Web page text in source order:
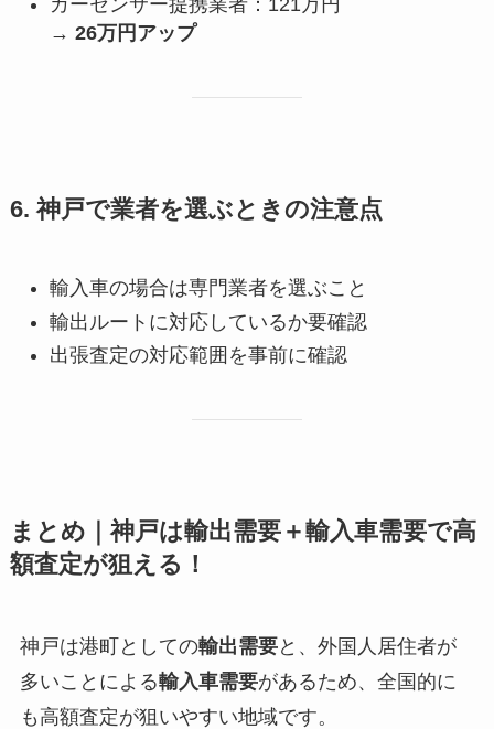
カーセンサー提携業者：121万円
→ 26万円アップ
6. 神戸で業者を選ぶときの注意点
輸入車の場合は専門業者を選ぶこと
輸出ルートに対応しているか要確認
出張査定の対応範囲を事前に確認
まとめ｜神戸は輸出需要＋輸入車需要で高
額査定が狙える！
神戸は港町としての輸出需要と、外国人居住者が
多いことによる輸入車需要があるため、全国的に
も高額査定が狙いやすい地域です。